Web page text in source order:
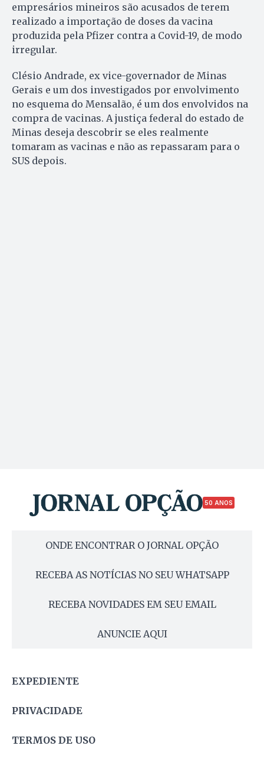
empresários mineiros são acusados de terem
realizado a importação de doses da vacina
produzida pela Pfizer contra a Covid-19, de modo
irregular.
Clésio Andrade, ex vice-governador de Minas
Gerais e um dos investigados por envolvimento
no esquema do Mensalão, é um dos envolvidos na
compra de vacinas. A justiça federal do estado de
Minas deseja descobrir se eles realmente
tomaram as vacinas e não as repassaram para o
SUS depois.
50 ANOS
ONDE ENCONTRAR O JORNAL OPÇÃO
RECEBA AS NOTÍCIAS NO SEU WHATSAPP
RECEBA NOVIDADES EM SEU EMAIL
ANUNCIE AQUI
EXPEDIENTE
PRIVACIDADE
TERMOS DE USO